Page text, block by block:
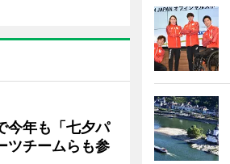
今年も「七夕パ
チームらも参